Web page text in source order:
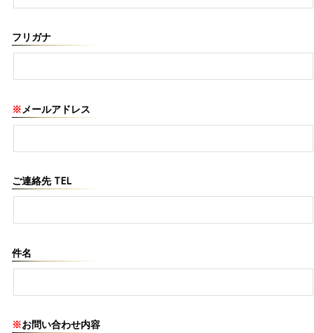
フリガナ
※メールアドレス
ご連絡先 TEL
件名
※お問い合わせ内容